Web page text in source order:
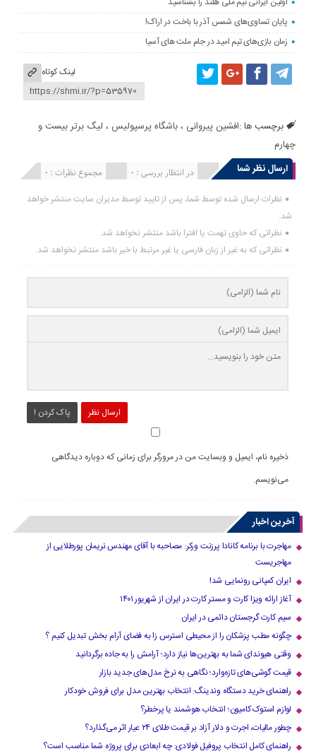
پایان تساوی‌های شمس آذر با باخت در اراک!
زمان بازی‌های تیم امید در جام ملت های آسیا
لینک کوتاه
برچسب ها :افشین پیروانی ،باشگاه پرسپولیس ، لیگ برتر بیست و
چهارم
ارسال نظر شما
مجموع نظرات : 0 در انتظار بررسی : 0 انتشار یافته : 0
نظرات ارسال شده توسط شما، پس از تایید توسط مدیران سایت منتشر خواهد
شد.
نظراتی که حاوی تهمت یا افترا باشد منتشر نخواهد شد.
نظراتی که به غیر از زبان فارسی یا غیر مرتبط با خبر باشد منتشر نخواهد شد.
ارسال نظر پاک کردن !
ذخیره نام، ایمیل و وبسایت من در مرورگر برای زمانی که دوباره دیدگاهی
می‌نویسم.
آخرین اخبار
مهاجرت با برنامه کانادا پرزنت ورکر: مصاحبه با آقای مهندس نریمان پورطلایی از
مهاجریست
ایران کمپانی رونمایی شد!
آغاز ارائه ویزا کارت و مستر کارت در ایران از شهریور ۱۴۰۱
سیم کارت گرجستان دائمی در ایران
چگونه مطب پزشکان را از محیطی استرس زا به فضای آرام بخش تبدیل کنیم ؟
وقتی هیوندای شما به بهترین‌ها نیاز دارد؛ آرامش را به جاده برگردانید
قیمت گوشی‌های تازه‌وارد؛ نگاهی به نرخ مدل‌های جدید بازار
راهنمای خرید دستگاه وندینگ: انتخاب بهترین مدل برای فروش خودکار
لوازم استوک کامیون؛ انتخاب هوشمند یا پرخطر؟
چطور مالیات، اجرت و دلار آزاد بر قیمت طلای ۲۴ عیار اثر می‌گذارد؟
راهنمای کامل انتخاب پروفیل فولادی: چه ابعادی برای پروژه شما مناسب است؟